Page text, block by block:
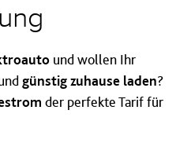
und wollen Ihr
günstig zuhause laden?
der perfekte Tarif für